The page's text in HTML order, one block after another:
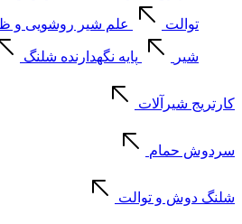
توالت علم شیر روشویی و
شیر پایه نگهدارنده شلنگ
کارتریج شیرآلات
سردوش حمام
شلنگ دوش و توالت